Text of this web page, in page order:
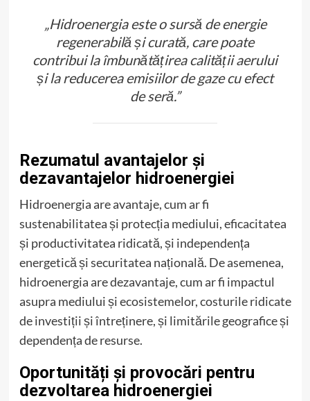
„Hidroenergia este o sursă de energie
regenerabilă și curată, care poate
contribui la îmbunătățirea calității aerului
și la reducerea emisiilor de gaze cu efect
de seră.”
Rezumatul avantajelor și
dezavantajelor hidroenergiei
Hidroenergia are avantaje, cum ar fi
sustenabilitatea și protecția mediului, eficacitatea
și productivitatea ridicată, și independența
energetică și securitatea națională. De asemenea,
hidroenergia are dezavantaje, cum ar fi impactul
asupra mediului și ecosistemelor, costurile ridicate
de investiții și întreținere, și limitările geografice și
dependența de resurse.
Oportunități și provocări pentru
dezvoltarea hidroenergiei